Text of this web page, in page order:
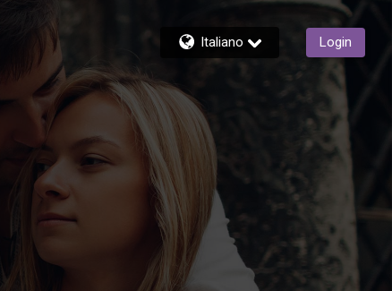
Italiano Login